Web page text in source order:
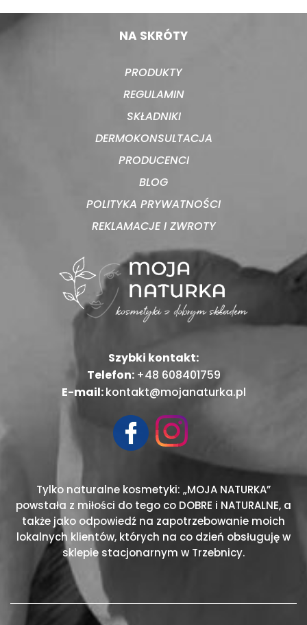
NA SKRÓTY
PRODUKTY
REGULAMIN
SKŁADNIKI
DERMOKONSULTACJA
PRODUCENCI
BLOG
POLITYKA PRYWATNOŚCI
REKLAMACJE I ZWROTY
Szybki kontakt:
Telefon: +48 608401759
E-mail:kontakt@mojanaturka.pl
Tylko naturalne kosmetyki: „MOJA NATURKA”
powstała z miłości do tego co DOBRE i NATURALNE, a
także jako odpowiedź na zapotrzebowanie moich
lokalnych klientów, których na co dzień obsługuję w
sklepie stacjonarnym w Trzebnicy.